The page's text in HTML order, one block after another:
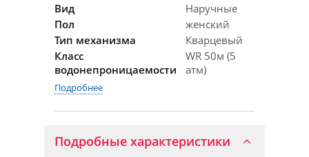
Вид
Наручные
Пол
женский
Тип механизма
Кварцевый
Класс
водонепроницаемости
WR 50м (5
атм)
Подробнее
Подробные характеристики